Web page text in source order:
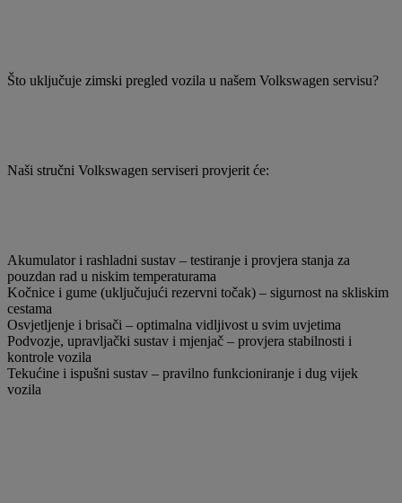
Što uključuje zimski pregled vozila u našem Volkswagen servisu?
Naši stručni Volkswagen serviseri provjerit će:
Akumulator i rashladni sustav – testiranje i provjera stanja za
pouzdan rad u niskim temperaturama
Kočnice i gume (uključujući rezervni točak) – sigurnost na skliskim
cestama
Osvjetljenje i brisači – optimalna vidljivost u svim uvjetima
Podvozje, upravljački sustav i mjenjač – provjera stabilnosti i
kontrole vozila
Tekućine i ispušni sustav – pravilno funkcioniranje i dug vijek
vozila